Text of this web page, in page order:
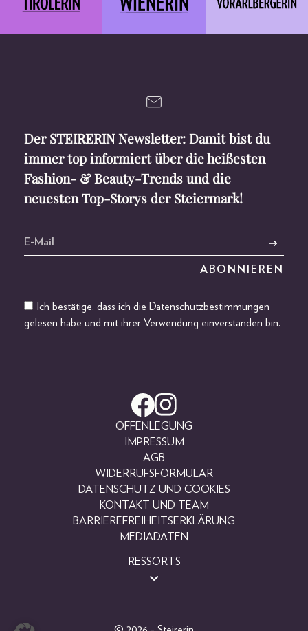
Der STEIRERIN Newsletter: Damit bist du
immer top informiert über die heißesten
Fashion- & Beauty-Trends und die
neuesten Top-Storys der Steiermark!
Ich bestätige, dass ich die Datenschutzbestimmungen
gelesen habe und mit ihrer Verwendung einverstanden bin.
OFFENLEGUNG
IMPRESSUM
AGB
WIDERRUFSFORMULAR
DATENSCHUTZ UND COOKIES
KONTAKT UND TEAM
BARRIEREFREIHEITSERKLÄRUNG
MEDIADATEN
RESSORTS